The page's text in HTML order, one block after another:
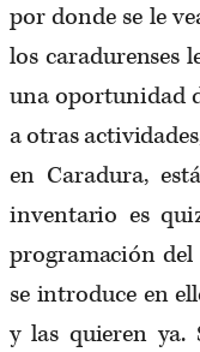
por donde se le
los caradurenses
una oportunidad
a otras
en Caradura,
inventario es
programación del
se introduce en
y las quieren ya.